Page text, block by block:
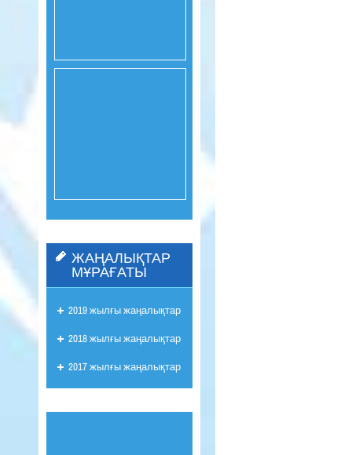
ЖАҢАЛЫҚТАР
МҰРАҒАТЫ
2019 жылғы жаңалықтар
2018 жылғы жаңалықтар
2017 жылғы жаңалықтар